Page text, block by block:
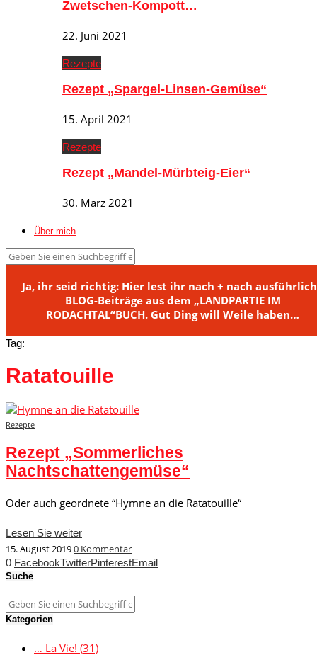
Zwetschen-Kompott…
22. Juni 2021
Rezepte
Rezept „Spargel-Linsen-Gemüse“
15. April 2021
Rezepte
Rezept „Mandel-Mürbteig-Eier“
30. März 2021
Über mich
Ja, ihr seid richtig: Hier lest ihr nach + nach
BLOG-Beiträge aus dem „LANDPARTIE IM
RODACHTAL“BUCH. Gut Ding will Weile haben…
Tag:
Ratatouille
Rezepte
Rezept „Sommerliches
Nachtschattengemüse“
Oder auch geordnete “Hymne an die Ratatouille“
Lesen Sie weiter
15. August 20190 Kommentar
0 FacebookTwitterPinterestEmail
Suche
Kategorien
… La Vie! (31)